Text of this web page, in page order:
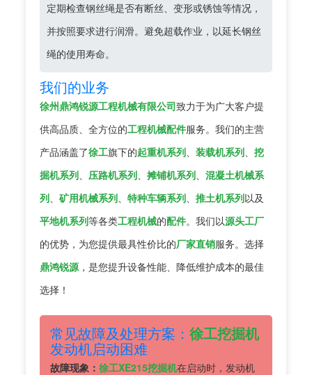
定期检查钢丝绳是否有断丝、变形或锈蚀等情况，
并按照要求进行润滑。避免超载作业，以延长钢丝
绳的使用寿命。
我们的业务
徐州鼎鸿锐源工程机械有限公司致力于为广大客户提
供高品质、全方位的工程机械配件服务。我们的主营
产品涵盖了徐工旗下的起重机系列、 装载机系列、 挖
掘机系列、 压路机系列、 摊铺机系列、 混凝土机械系
列、 矿用机械系列、 特种车辆系列、 推土机系列以及
平地机系列等各类工程机械的配件。我们以源头工厂
的优势，为您提供最具性价比的厂家直销服务。选择
鼎鸿锐源，是您提升设备性能、降低维护成本的最佳
选择！
常见故障及处理方案： 徐工挖掘机
发动机启动困难
故障现象： 徐工XE215挖掘机在启动时，发动机